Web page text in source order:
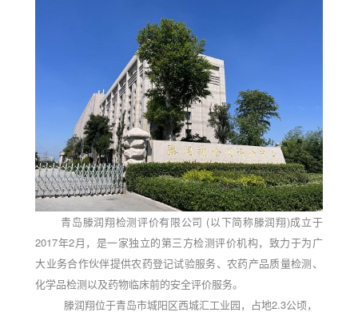
青岛滕润翔检测评价有限公司 (以下简称滕润翔)成立于
2017年2月，是一家独立的第三方检测评价机构，致力于为广
大业务合作伙伴提供农药登记试验服务、农药产品质量检测、
化学品检测以及药物临床前的安全评价服务。
滕润翔位于青岛市城阳区西城汇工业园，占地2.3公顷，